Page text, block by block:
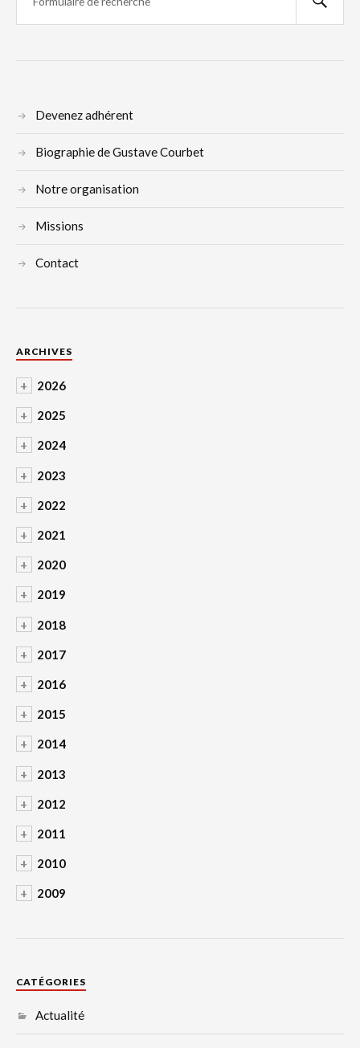
Devenez adhérent
Biographie de Gustave Courbet
Notre organisation
Missions
Contact
ARCHIVES
+ 2026
+ 2025
+ 2024
+ 2023
+ 2022
+ 2021
+ 2020
+ 2019
+ 2018
+ 2017
+ 2016
+ 2015
+ 2014
+ 2013
+ 2012
+ 2011
+ 2010
+ 2009
CATÉGORIES
Actualité